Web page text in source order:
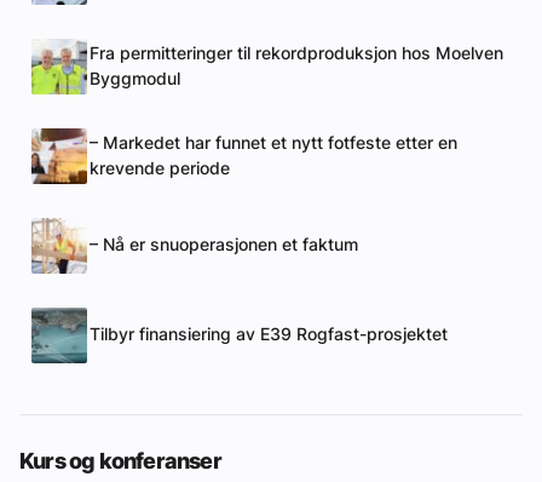
Fra permitteringer til rekordproduksjon hos Moelven
Byggmodul
– Markedet har funnet et nytt fotfeste etter en
krevende periode
– Nå er snuoperasjonen et faktum
Tilbyr finansiering av E39 Rogfast-prosjektet
Kurs og konferanser